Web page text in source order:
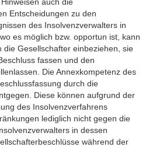
Entscheidungen zu den
des Insolvenzverwalters in
es möglich bzw. opportun ist, kann
die Gesellschafter einbeziehen, sie
fassen und den
Die Annexkompetenz des
durch die
Diese können aufgrund der
des Insolvenzverfahrens
lediglich nicht gegen die
in dessen
während der